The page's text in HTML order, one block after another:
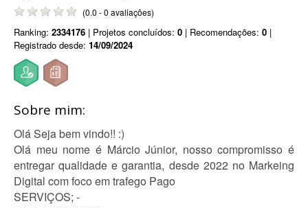
(0.0 - 0 avaliações)
Ranking: 2334176 | Projetos concluídos: 0 | Recomendações: 0 |
Registrado desde: 14/09/2024
Sobre mim:
Olá Seja bem vindo!! :)
Olá meu nome é Márcio Júnior, nosso compromisso é
entregar qualidade e garantia, desde 2022 no Markeing
Digital com foco em trafego Pago
SERVIÇOS; -